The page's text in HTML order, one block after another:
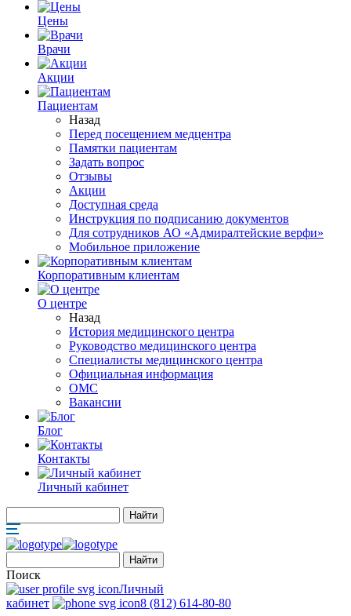
Цены
Врачи
Акции
Пациентам
Назад
Перед посещением медцентра
Памятки пациентам
Задать вопрос
Отзывы
Акции
Доступная среда
Инструкция по подписанию документов
Для сотрудников АО «Адмиралтейские верфи»
Мобильное приложение
Корпоративным клиентам
О центре
Назад
История медицинского центра
Руководство медицинского центра
Специалисты медицинского центра
Официальная информация
ОМС
Вакансии
Блог
Контакты
Личный кабинет
Поиск
Личный
кабинет
8 (812) 614-80-80